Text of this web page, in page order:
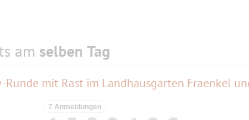
am selben Tag
7 Anmeldungen